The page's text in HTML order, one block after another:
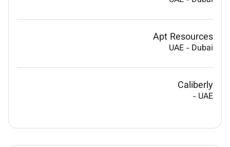
Apt Resources
UAE - Dubai
Caliberly
UAE
-